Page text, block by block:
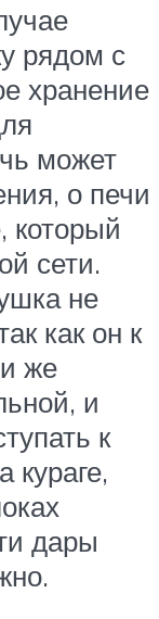
рядом с
хранение
может
о печи
который
сети.
не
как он к
же
и
к
кураге,
дары